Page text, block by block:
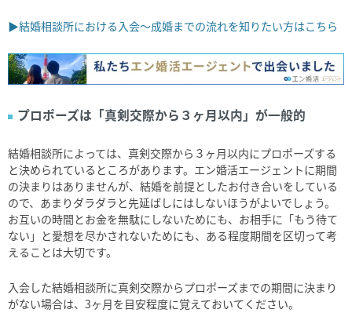
▶結婚相談所における入会～成婚までの流れを知りたい方はこちら
プロポーズは「真剣交際から３ヶ月以内」が一般的
結婚相談所によっては、真剣交際から３ヶ月以内にプロポーズする
と決められているところがあります。エン婚活エージェントに期間
の決まりはありませんが、結婚を前提としたお付き合いをしている
ので、あまりダラダラと先延ばしにはしないほうがよいでしょう。
お互いの時間とお金を無駄にしないためにも、お相手に「もう待て
ない」と愛想を尽かされないためにも、ある程度期間を区切って考
えることは大切です。
入会した結婚相談所に真剣交際からプロポーズまでの期間に決まり
がない場合は、3ヶ月を目安程度に覚えておいてください。